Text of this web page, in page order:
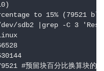
to 15% (79521
sdb2 |grep -C 3
#预留块百分比换算块的